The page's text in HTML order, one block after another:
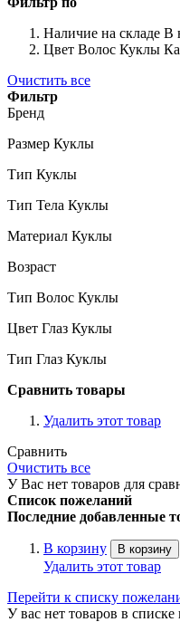
Наличие на складе В
Цвет Волос Куклы
Очистить все
Фильтр
Бренд
Размер Куклы
Тип Куклы
Тип Тела Куклы
Материал Куклы
Возраст
Тип Волос Куклы
Цвет Глаз Куклы
Тип Глаз Куклы
Сравнить товары
Удалить этот товар
Сравнить
Очистить все
У Вас нет товаров для
Список пожеланий
Последние добавленные
В корзину В корзину
Удалить этот товар
Перейти к списку
У вас нет товаров в